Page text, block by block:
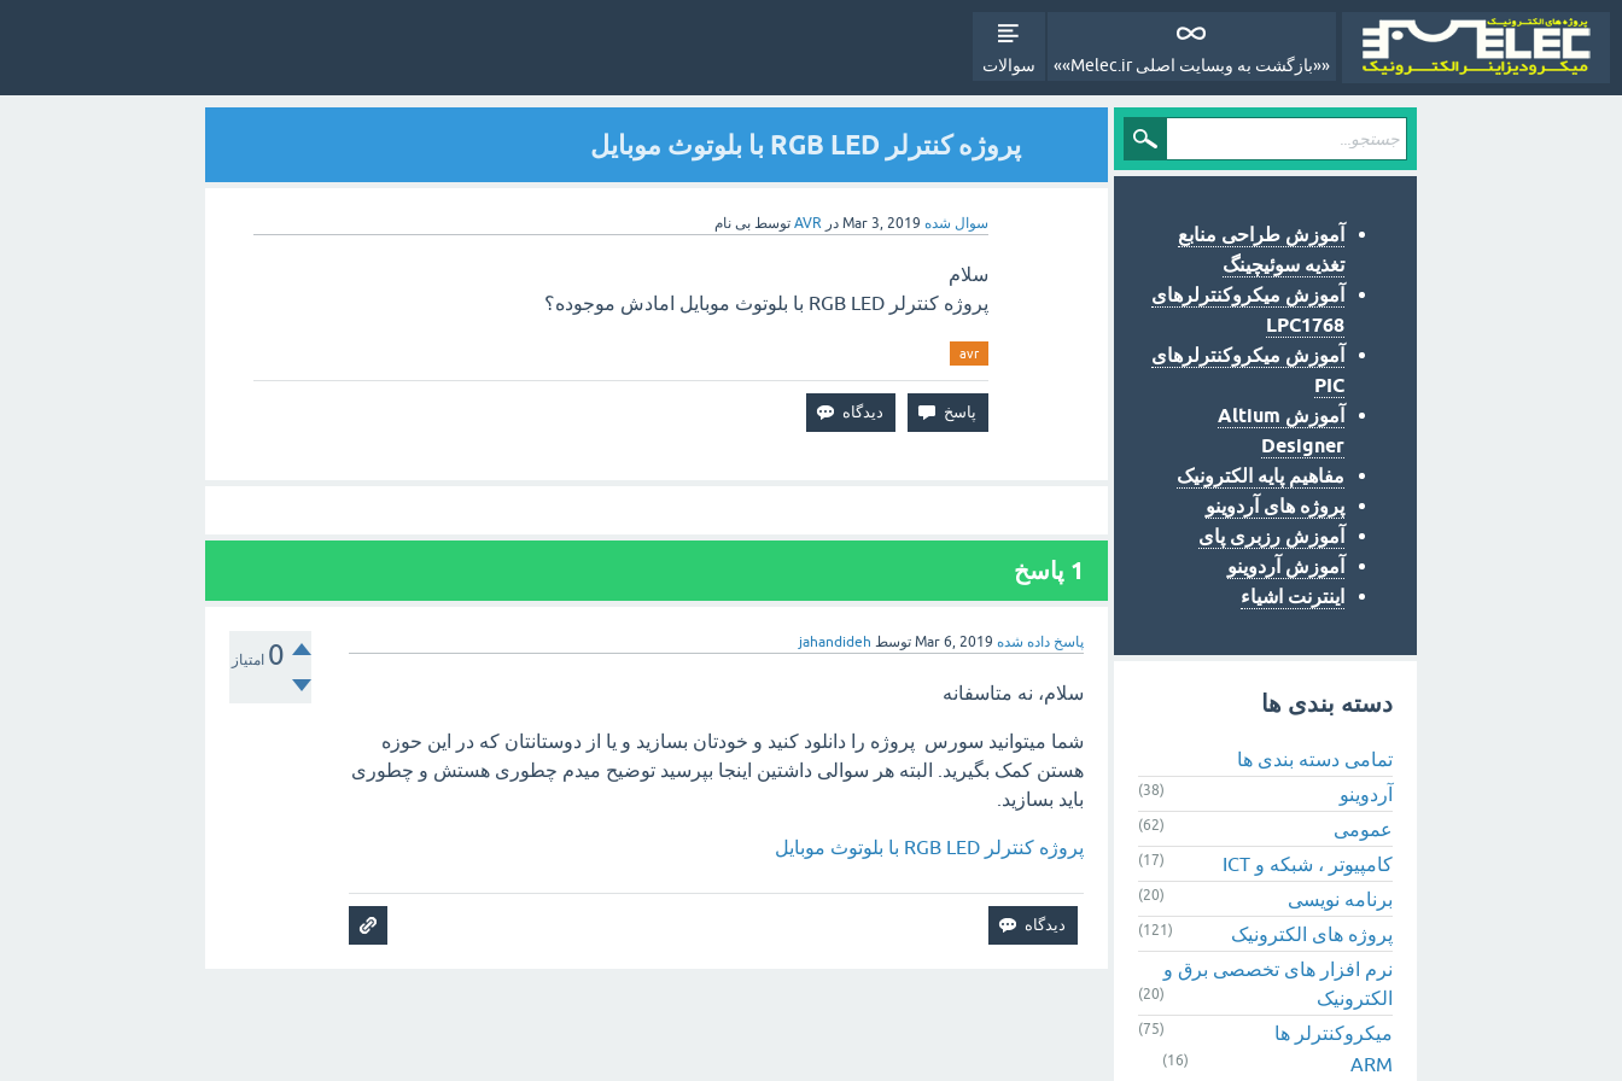
سوالات ««بازگشت به وبسایت اصلی Melec.ir»»
پروژه کنترلر RGB LED با بلوتوث موبایل
سوال شده Mar 3, 2019 درAVR توسطبی نام
سلام
پروژه کنترلر RGB LED با بلوتوث موبایل امادش موجوده؟
avr
1 پاسخ
0 امتیاز
پاسخ داده شده Mar 6, 2019 توسط jahandideh
سلام، نه متاسفانه
شما میتوانید سورس پروژه را دانلود کنید و خودتان بسازید و یا از دوستانتان که در این حوزه
هستن کمک بگیرید. البته هر سوالی داشتین اینجا بپرسید توضیح میدم چطوری هستش و چطوری
باید بسازید.
پروژه کنترلر RGB LED با بلوتوث موبایل
آموزش طراحی منابع
تغذیه سوئیچینگ
آموزش میکروکنترلرهای
LPC1768
آموزش میکروکنترلرهای
PIC
آموزش Altium
Designer
مفاهیم پایه الکترونیک
پروژه های آردوینو
آموزش رزبری پای
آموزش آردوینو
اینترنت اشیاء
دسته بندی ها
تمامی دسته بندی ها
آردوینو
(38)
عمومی (62)
کامپیوتر ، شبکه و ICT (17)
برنامه نویسی (20)
پروژه های الکترونیک (121)
نرم افزار های تخصصی برق و
الکترونیک
(20)
میکروکنترلر ها (75)
ARM
(16)